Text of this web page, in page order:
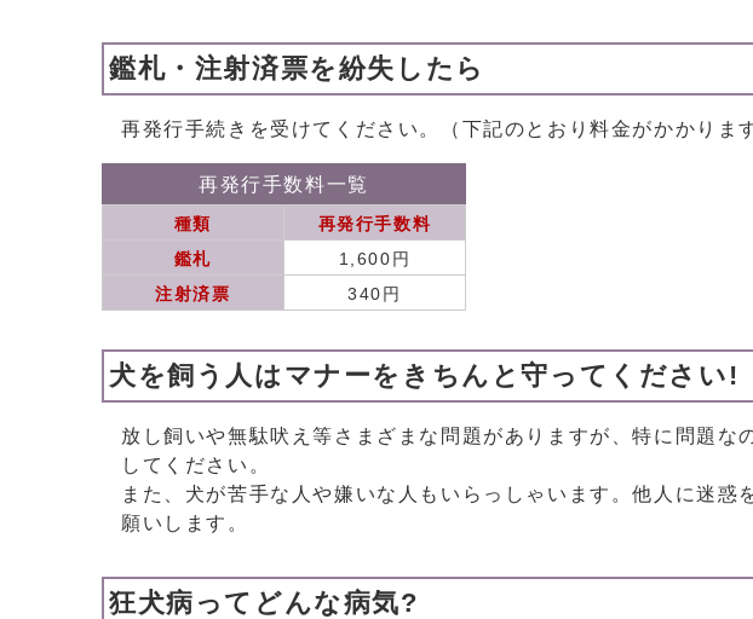
鑑札・注射済票を紛失したら
再発行手続きを受けてください。（下記のとおり料金がかかりま
再発行手数料一覧
種類
再発行手数料
鑑札
1,600円
注射済票
340円
犬を飼う人はマナーをきちんと守ってください!
放し飼いや無駄吠え等さまざまな問題がありますが、特に問題な
してください。
また、犬が苦手な人や嫌いな人もいらっしゃいます。他人に迷惑
願いします。
狂犬病ってどんな病気?